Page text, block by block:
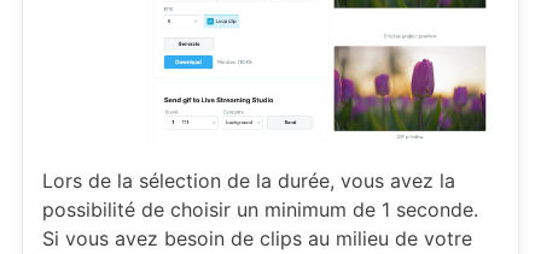
Lors de la sélection de la durée, vous avez la
possibilité de choisir un minimum de 1 seconde.
Si vous avez besoin de clips au milieu de votre